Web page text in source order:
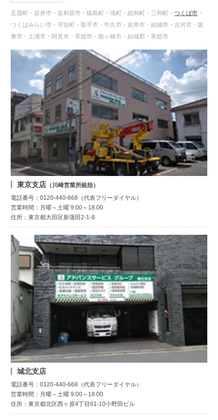
五霞町・岩井市・谷和原市・猿島町・境町・総和町・三和町・つくば市 ・
つくばみらい市・守谷町・取手市・牛久市・岩井市・結城市・古河市・坂
東市・土浦市・阿見市・常総市・龍ヶ崎市・結城郡・常総市
東京支店 （川崎営業所統括）
電話番号：0120-440-668（代表フリーダイヤル）
営業時間：月曜～土曜 9:00～18:00
住所：東京都大田区新蒲田2-1-8
城北支店
電話番号：0120-440-668（代表フリーダイヤル）
営業時間：月曜～土曜 9:00～18:00
住所：東京都北区西ヶ原4丁目61-10小野田ビル